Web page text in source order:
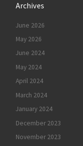
Archives
June 2026
May 2026
June 2024
May 2024
April 2024
March 2024
January 2024
December 2023
November 2023